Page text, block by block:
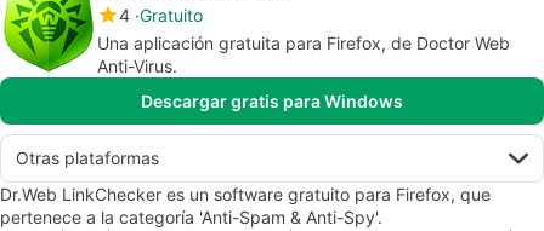
4 Gratuito
Una aplicación gratuita para Firefox, de Doctor Web
Anti-Virus.
Descargar gratis para Windows
Otras plataformas
Dr.Web LinkChecker es un software gratuito para Firefox, que
pertenece a la categoría 'Anti-Spam & Anti-Spy'.